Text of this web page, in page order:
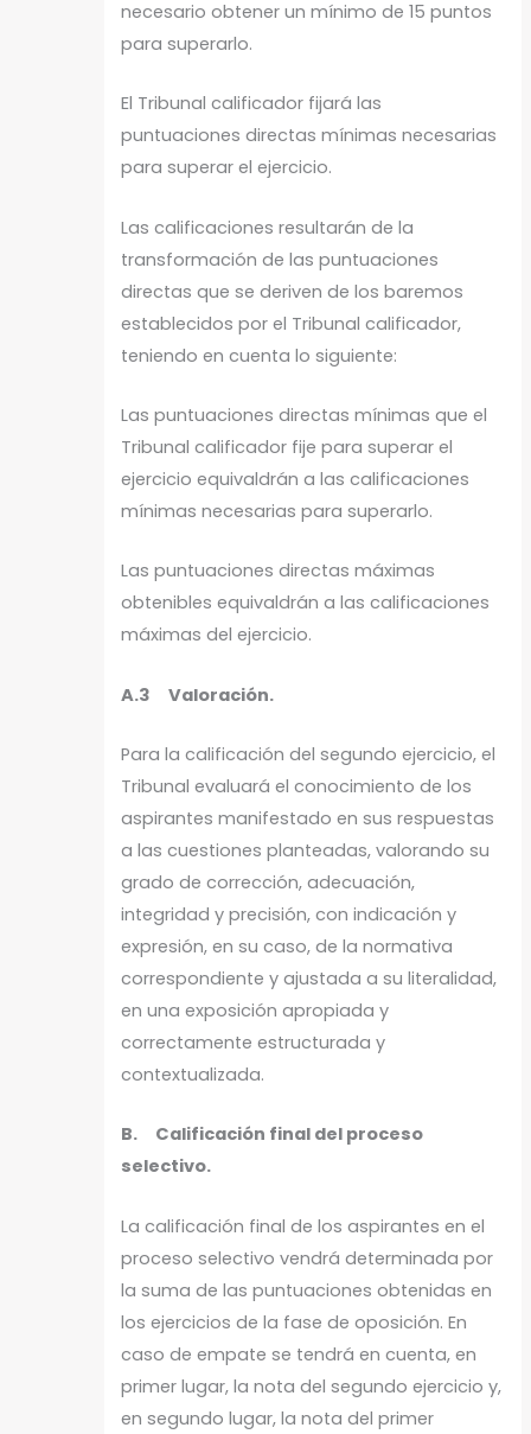
necesario obtener un mínimo de 15 puntos
para superarlo.
El Tribunal calificador fijará las
puntuaciones directas mínimas necesarias
para superar el ejercicio.
Las calificaciones resultarán de la
transformación de las puntuaciones
directas que se deriven de los baremos
establecidos por el Tribunal calificador,
teniendo en cuenta lo siguiente:
Las puntuaciones directas mínimas que el
Tribunal calificador fije para superar el
ejercicio equivaldrán a las calificaciones
mínimas necesarias para superarlo.
Las puntuaciones directas máximas
obtenibles equivaldrán a las calificaciones
máximas del ejercicio.
A.3 Valoración.
Para la calificación del segundo ejercicio, el
Tribunal evaluará el conocimiento de los
aspirantes manifestado en sus respuestas
a las cuestiones planteadas, valorando su
grado de corrección, adecuación,
integridad y precisión, con indicación y
expresión, en su caso, de la normativa
correspondiente y ajustada a su literalidad,
en una exposición apropiada y
correctamente estructurada y
contextualizada.
B. Calificación final del proceso
selectivo.
La calificación final de los aspirantes en el
proceso selectivo vendrá determinada por
la suma de las puntuaciones obtenidas en
los ejercicios de la fase de oposición. En
caso de empate se tendrá en cuenta, en
primer lugar, la nota del segundo ejercicio y,
en segundo lugar, la nota del primer